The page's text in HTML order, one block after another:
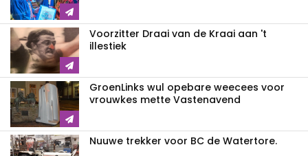
Voorzitter Draai van de Kraai aan 't
illestiek
GroenLinks wul opebare weecees voor
vrouwkes mette Vastenavend
Nuuwe trekker voor BC de Watertore.